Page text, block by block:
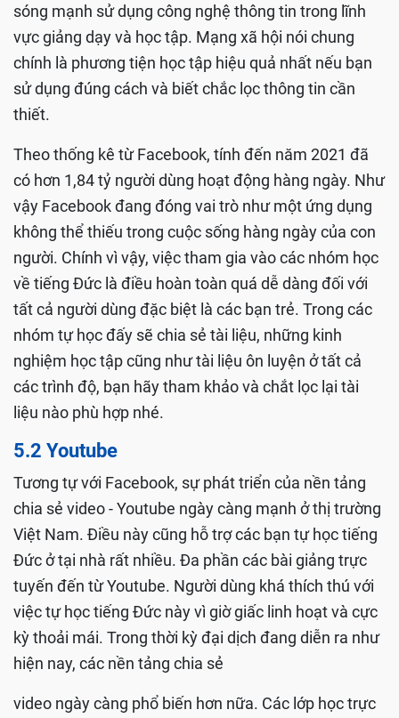
Học tiếng Đức thông qua mạng xã hội là một trong
những phương pháp học khá hữu hiệu
5.1 Học qua Facebook
Sự phát triển bùng nổ của Internet đã tạo nên làn
sóng mạnh sử dụng công nghệ thông tin trong lĩnh
vực giảng dạy và học tập. Mạng xã hội nói chung
chính là phương tiện học tập hiệu quả nhất nếu bạn
sử dụng đúng cách và biết chắc lọc thông tin cần
thiết.
Theo thống kê từ Facebook, tính đến năm 2021 đã
có hơn 1,84 tỷ người dùng hoạt động hàng ngày. Như
vậy Facebook đang đóng vai trò như một ứng dụng
không thể thiếu trong cuộc sống hàng ngày của con
người. Chính vì vậy, việc tham gia vào các nhóm học
về tiếng Đức là điều hoàn toàn quá dễ dàng đối với
tất cả người dùng đặc biệt là các bạn trẻ. Trong các
nghiệm học tập cũng như tài liệu ôn luyện ở tất cả
các trình độ, bạn hãy tham khảo và chắt lọc lại tài
liệu nào phù hợp nhé.
5.2 Youtube
Tương tự với Facebook, sự phát triển của nền tảng
chia sẻ video - Youtube ngày càng mạnh ở thị trường
Việt Nam. Điều này cũng hỗ trợ các bạn tự học tiếng
Đức ở tại nhà rất nhiều. Đa phần các bài giảng trực